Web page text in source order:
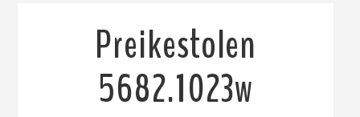
Preikestolen
5682.1023w